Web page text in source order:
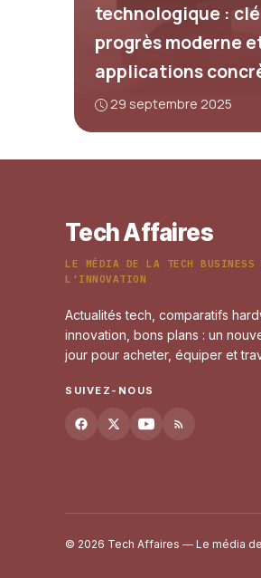
technologique :
progrès moderne
applications
29 septembre 2025
Tech Affaires
LE MÉDIA DE LA TECH BUSINESS
L'INNOVATION
Actualités tech, comparatifs
innovation, bons plans : un
jour pour acheter, équiper et
SUIVEZ-NOUS
© 2026 Tech Affaires — Le média